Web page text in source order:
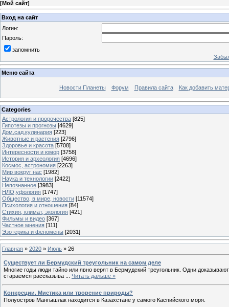
[Мой сайт]
Вход на сайт
Логин:
Пароль:
запомнить
Меню сайта
Новости Планеты Форум Правила сайта Как добавить
Categories
Астрология и пророчества [825]
Гипотезы и прогнозы [4629]
Дом,сад,кулинария [223]
Животные и растения [2796]
Здоровье и красота [5708]
Интересности и юмор [3758]
История и археология [4696]
Космос, астрономия [2263]
Мир вокруг нас [1982]
Наука и технологии [2422]
Непознанное [3983]
НЛО,уфология [1747]
Общество, в мире, новости [11574]
Психология и отношения [84]
Стихия, климат, экология [421]
Фильмы и видео [367]
Частное мнения [111]
Эзотерика и феномены [2031]
Главная » 2020 » Июль » 26
Существует ли Бермудский треугольник на самом деле
Многие годы люди тайно или явно верят в Бермудский треугольник. Одни
стараемся рассказыва
Читать дальше »
Конкреции. Мистика или творение природы?
Полуостров Мангышлак находится в Казахстане у самого Каспийского моря.